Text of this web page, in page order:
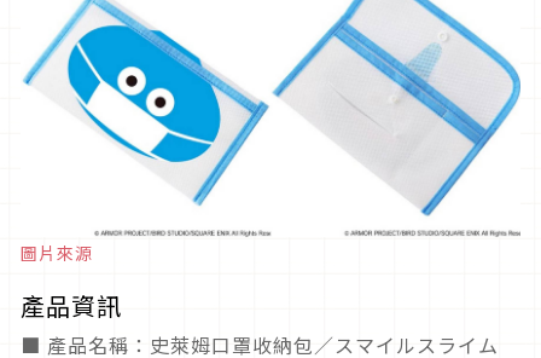
圖片來源
產品資訊
■ 產品名稱：史萊姆口罩收納包／スマイルスライム